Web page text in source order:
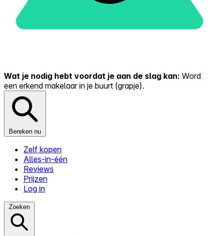
Wat je nodig hebt voordat je aan de slag kan: Word
een erkend makelaar in je buurt (grapje).
Bereken nu
Zelf kopen
Alles-in-één
Reviews
Prijzen
Log in
Zoeken